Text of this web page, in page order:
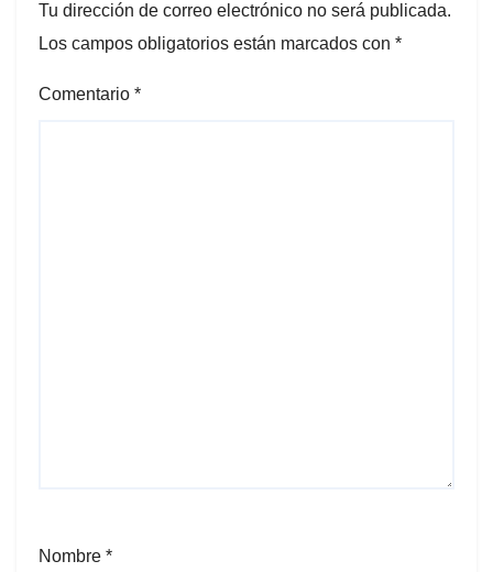
Tu dirección de correo electrónico no será publicada.
Los campos obligatorios están marcados con *
Comentario *
Nombre *